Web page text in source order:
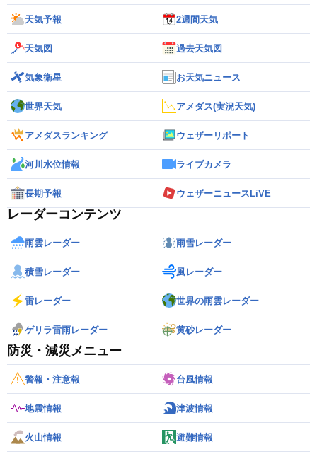
天気予報 2週間天気
天気図 過去天気図
気象衛星 お天気ニュース
世界天気 アメダス(実況天気)
アメダスランキング ウェザーリポート
河川水位情報 ライブカメラ
長期予報 ウェザーニュースLiVE
レーダーコンテンツ
雨雲レーダー 雨雪レーダー
積雪レーダー 風レーダー
雷レーダー 世界の雨雲レーダー
ゲリラ雷雨レーダー 黄砂レーダー
防災・減災メニュー
警報・注意報 台風情報
地震情報 津波情報
火山情報 避難情報